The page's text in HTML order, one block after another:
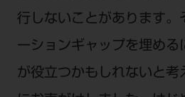
行しないことがあります。
ーションギャップを埋める
が役立つかもしれないと考